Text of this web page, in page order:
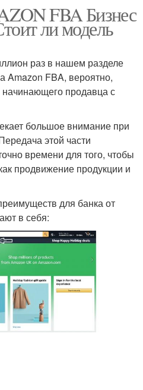
FBA Бизнес
ли модель
раз в нашем разделе
Amazon FBA, вероятно,
продавца с
большое внимание при
этой части
времени для того, чтобы
продвижение продукции и
для банка от
в себя: